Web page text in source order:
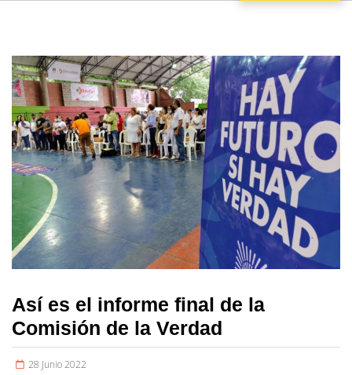
Así es el informe final de la
Comisión de la Verdad
28 Junio 2022